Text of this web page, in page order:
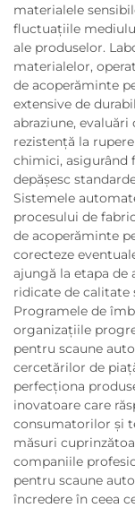
materialele
fluctuațiile
ale produselor.
materialelor,
de acoperăminte
extensive de
abraziune,
rezistență la
chimici, asigurând
depășesc
Sistemele
procesului de
de acoperăminte
corecteze
ajungă la etapa
ridicate de
Programele de
organizațiile
pentru scaune
cercetărilor de
perfecționa
inovatoare care
consumatorilor și
măsuri
companiile
pentru scaune
încredere în ceea